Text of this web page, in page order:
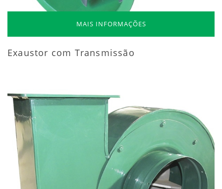
MAIS INFORMAÇÕES
Exaustor com Transmissão